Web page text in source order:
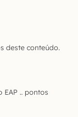
deste conteúdo.
.. pontos